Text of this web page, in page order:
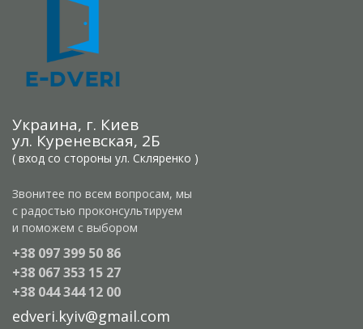
Украина, г. Киев
ул. Куреневская, 2Б
( вход со стороны ул. Скляренко )
Звонитее по всем вопросам, мы
с радостью проконсультируем
и поможем с выбором
+38 097 399 50 86
+38 067 353 15 27
+38 044 344 12 00
edveri.kyiv@gmail.com